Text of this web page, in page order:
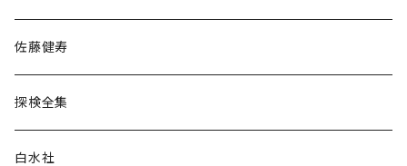
民族・風習
言語・ことば
佐藤健寿
探検全集
白水社